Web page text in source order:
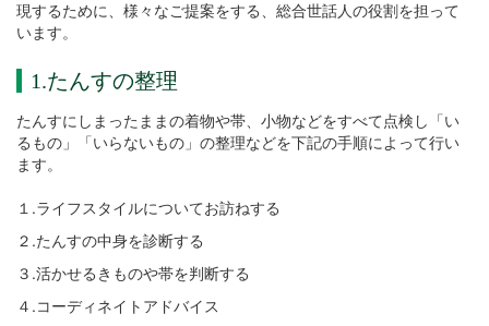
現するために、様々なご提案をする、総合世話人の役割を担って
います。
1.たんすの整理
たんすにしまったままの着物や帯、小物などをすべて点検し「い
るもの」「いらないもの」の整理などを下記の手順によって行い
ます。
１.ライフスタイルについてお訪ねする
２ .たんすの中身を診断する
３ .活かせるきものや帯を判断する
４ .コーディネイトアドバイス